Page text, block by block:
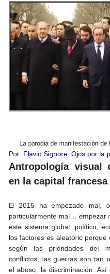
La parodia de manifestación
Por: Flavio Signore. Ojos por la
Antropología
en la capital francesa
El 2015 ha empezado mal,
particularmente mal… empezar
este sistema global, político,
los factores es aleatorio
según las prioridades del
conflictos, las guerras son tan
el abuso, la discriminación.